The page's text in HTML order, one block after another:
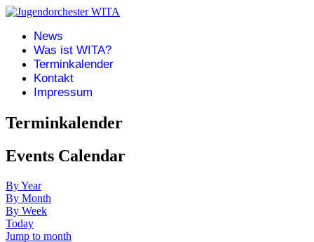
News
Was ist WITA?
Terminkalender
Kontakt
Impressum
Terminkalender
Events Calendar
By Year
By Month
By Week
Today
Jump to month